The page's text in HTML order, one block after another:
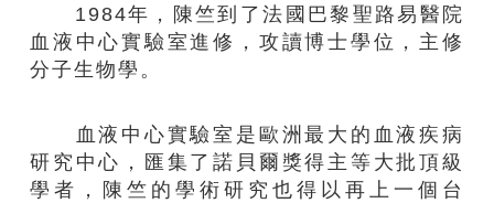
1984年，陳竺到了法國巴黎聖路易醫院
血液中心實驗室進修，攻讀博士學位，主修
分子生物學。
血液中心實驗室是歐洲最大的血液疾病
研究中心，匯集了諾貝爾獎得主等大批頂級
學者，陳竺的學術研究也得以再上一個台